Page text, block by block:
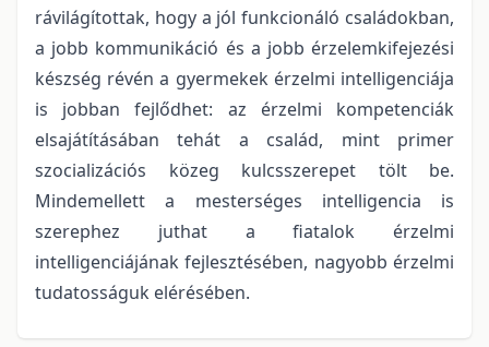
rávilágítottak, hogy a jól funkcionáló családokban,
a jobb kommunikáció és a jobb érzelemkifejezési
készség révén a gyermekek érzelmi intelligenciája
is jobban fejlődhet: az érzelmi kompetenciák
elsajátításában tehát a család, mint primer
szocializációs közeg kulcsszerepet tölt be.
Mindemellett a mesterséges intelligencia is
szerephez juthat a fiatalok érzelmi
intelligenciájának fejlesztésében, nagyobb érzelmi
tudatosságuk elérésében.